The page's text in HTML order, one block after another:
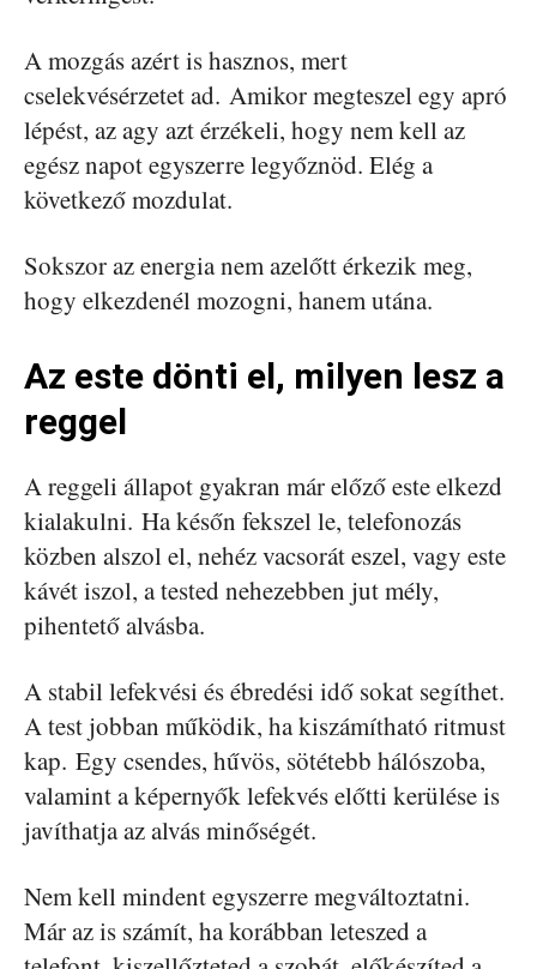
A mozgás azért is hasznos, mert
cselekvésérzetet ad. Amikor megteszel egy apró
lépést, az agy azt érzékeli, hogy nem kell az
egész napot egyszerre legyőznöd. Elég a
következő mozdulat.
Sokszor az energia nem azelőtt érkezik meg,
hogy elkezdenél mozogni, hanem utána.
Az este dönti el, milyen lesz a
reggel
A reggeli állapot gyakran már előző este elkezd
kialakulni. Ha későn fekszel le, telefonozás
közben alszol el, nehéz vacsorát eszel, vagy este
kávét iszol, a tested nehezebben jut mély,
pihentető alvásba.
A stabil lefekvési és ébredési idő sokat segíthet.
A test jobban működik, ha kiszámítható ritmust
kap. Egy csendes, hűvös, sötétebb hálószoba,
valamint a képernyők lefekvés előtti kerülése is
javíthatja az alvás minőségét.
Nem kell mindent egyszerre megváltoztatni.
Már az is számít, ha korábban leteszed a